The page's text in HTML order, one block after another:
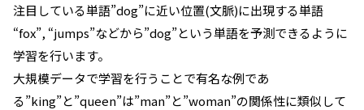
注目している単語”dog”に近い位置(文脈)に出現する単語
“fox”, “jumps”などから”dog”という単語を予測できるように
学習を行います。
大規模データで学習を行うことで有名な例であ
る”king”と”queen”は”man”と”woman”の関係性に類似して